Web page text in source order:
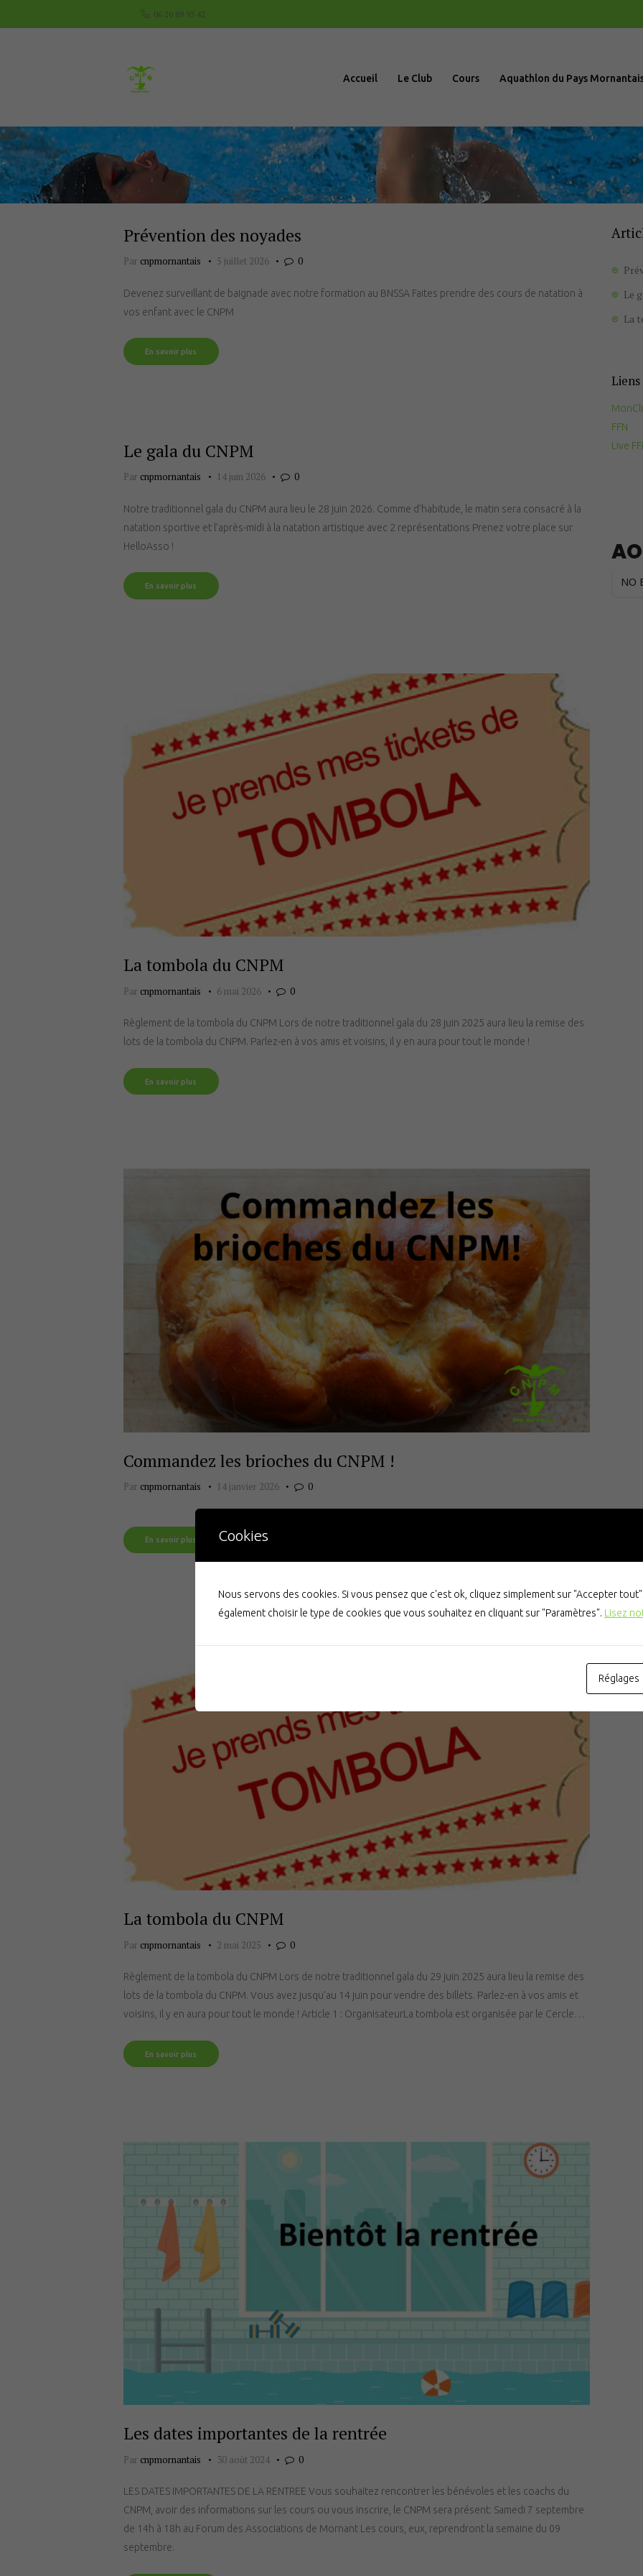
06 20 89 93 42
Accueil Le Club Cours Aquathlon du Pays
Aquathlon du
Mornantais
Boutique
Prévention des noyades
Par cnpmornantais 5 juillet 2026 0
Devenez surveillant de baignade avec notre formation au BNSSA Faites prendre des cours de natation à
vos enfant avec le CNPM
En savoir plus
Le gala du CNPM
Par cnpmornantais 14 juin 2026 0
Notre traditionnel gala du CNPM aura lieu le 28 juin 2026. Comme d’habitude, le matin sera consacré à la
natation sportive et l’après-midi à la natation artistique avec 2 représentations Prenez votre place sur
HelloAsso !
En savoir plus
La tombola du CNPM
Par cnpmornantais 6 mai 2026 0
Règlement de la tombola du CNPM Lors de notre traditionnel gala du 28 juin 2025 aura lieu la remise des
lots de la tombola du CNPM. Parlez-en à vos amis et voisins, il y en aura pour tout le monde !
En savoir plus
Commandez les brioches du CNPM !
Par cnpmornantais 14 janvier 2026 0
En savoir plus
La tombola du CNPM
Par cnpmornantais 2 mai 2025 0
Règlement de la tombola du CNPM Lors de notre traditionnel gala du 29 juin 2025 aura lieu la remise des
lots de la tombola du CNPM. Vous avez jusqu’au 14 juin pour vendre des billets. Parlez-en à vos amis et
voisins, il y en aura pour tout le monde ! Article 1 : OrganisateurLa tombola est organisée par le Cercle…
En savoir plus
Les dates importantes de la rentrée
Par cnpmornantais 30 août 2024 0
LES DATES IMPORTANTES DE LA RENTREE Vous souhaitez rencontrer les bénévoles et les coachs du
CNPM, avoir des informations sur les cours ou vous inscrire, le CNPM sera présent: Samedi 7 septembre
de 14h à 18h au Forum des Associations de Mornant Les cours, eux, reprendront la semaine du 09
septembre.
Le
La
FFN
Live
NO
Cookies
Nous servons des cookies. Si vous pensez que c'est ok, cliquez simplement sur "Accepter
également choisir le type de cookies que vous souhaitez en cliquant sur "Paramètres". Lisez
Réglages